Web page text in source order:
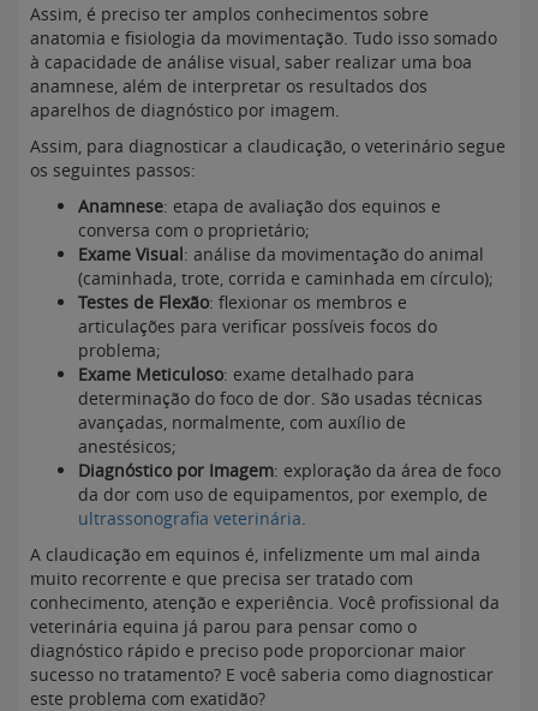
Assim, é preciso ter amplos conhecimentos sobre
anatomia e fisiologia da movimentação. Tudo isso somado
à capacidade de análise visual, saber realizar uma boa
anamnese, além de interpretar os resultados dos
aparelhos de diagnóstico por imagem.
Assim, para diagnosticar a claudicação, o veterinário segue
os seguintes passos:
Anamnese: etapa de avaliação dos equinos e
conversa com o proprietário;
Exame Visual: análise da movimentação do animal
(caminhada, trote, corrida e caminhada em círculo);
Testes de Flexão: flexionar os membros e
articulações para verificar possíveis focos do
problema;
Exame Meticuloso: exame detalhado para
determinação do foco de dor. São usadas técnicas
avançadas, normalmente, com auxílio de
anestésicos;
Diagnóstico por Imagem: exploração da área de foco
da dor com uso de equipamentos, por exemplo, de
ultrassonografia veterinária.
A claudicação em equinos é, infelizmente um mal ainda
muito recorrente e que precisa ser tratado com
conhecimento, atenção e experiência. Você profissional da
veterinária equina já parou para pensar como o
diagnóstico rápido e preciso pode proporcionar maior
sucesso no tratamento? E você saberia como diagnosticar
este problema com exatidão?